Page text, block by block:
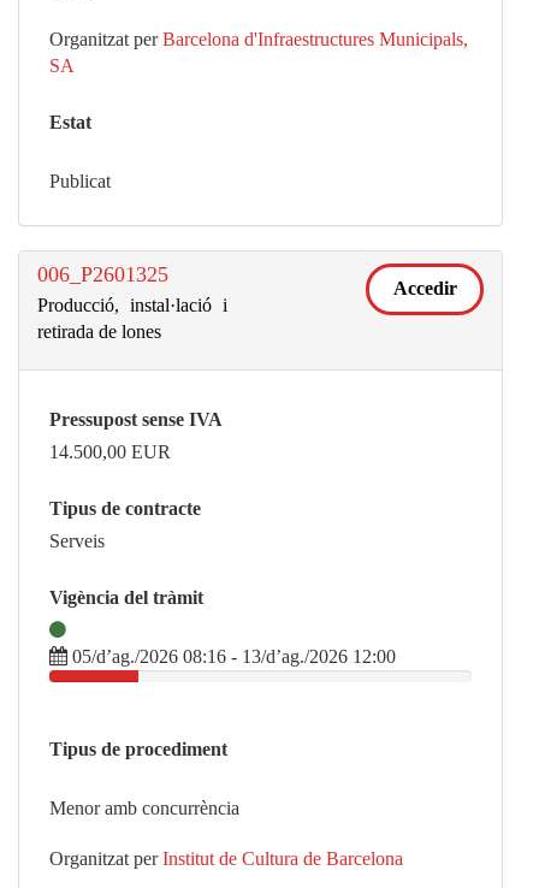
Organitzat per Barcelona d'Infraestructures Municipals,
SA
Estat
Publicat
006_P2601325
Producció, instal·lació i
retirada de lones
Accedir
Pressupost sense IVA
14.500,00 EUR
Tipus de contracte
Serveis
Vigència del tràmit
05/d’ag./2026 08:16 - 13/d’ag./2026 12:00
Tipus de procediment
Menor amb concurrència
Organitzat per Institut de Cultura de Barcelona